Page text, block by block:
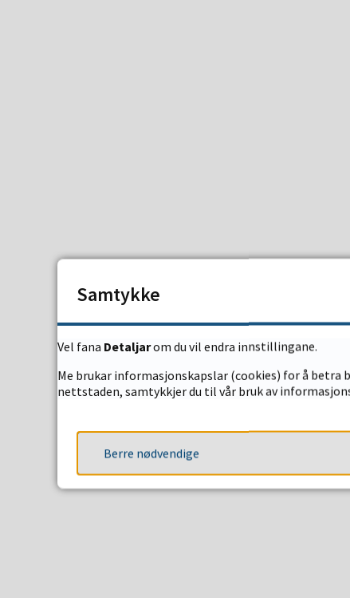
Samtykke
Vel fana Detaljarom du vil endra innstillingane.
Me brukar informasjonskapslar (cookies) for å
nettstaden, samtykkjer du til vår bruk av
Berre nødvendige